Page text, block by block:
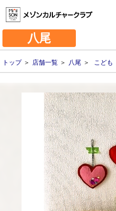
八尾
トップ＞ 店舗一覧 ＞ 八尾 ＞ こども